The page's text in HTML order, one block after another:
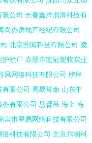
限公司 长春鑫洋润滑科技有
尚办房地产经纪有限公司
北京熙闻科技有限公司 凌
护栏厂 赤壁市宏冠塑胶实业
风网络科技有限公司 榜样
限公司 周易算命 山东中
有限公司 悬臂吊 海上 海
宫市星易网络科技有限公司
科技有限公司 北京尔朝科